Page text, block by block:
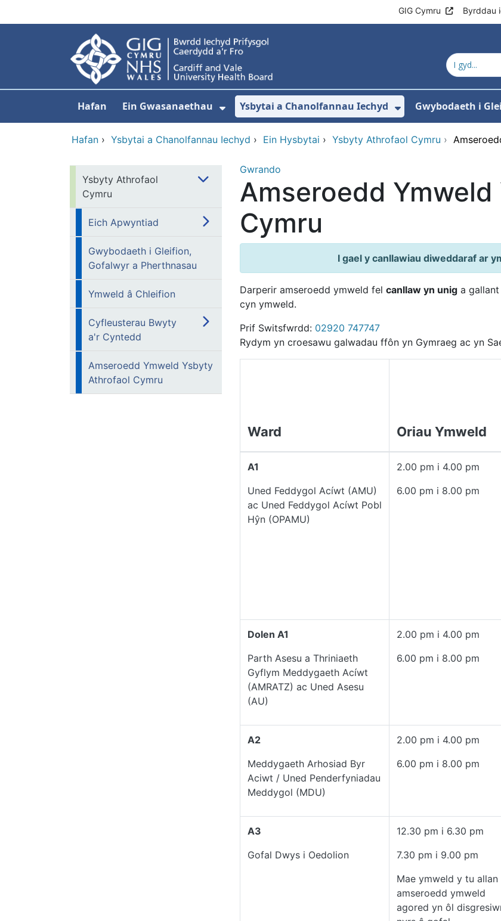
GIG Cymru Byrddau
Hafan Ein Gwasanaethau
Dangos isddewislen ar gyfer Ein
Ysbytai a Chanolfannau Iechyd
Dangos
Gwybodaeth i
Hafan › Ysbytai a Chanolfannau Iechyd › Ein Hysbytai › Ysbyty Athrofaol Cymru ›
Ysbyty Athrofaol
Cymru
Eich Apwyntiad
Gwybodaeth i Gleifion,
Gofalwyr a Pherthnasau
Ymweld â Chleifion
Cyfleusterau Bwyty
a'r Cyntedd
Amseroedd Ymweld Ysbyty
Athrofaol Cymru
Gwrando
Amseroedd
Cymru
I gael y canllawiau diweddaraf ar
Darperir amseroedd ymweld fel canllaw yn unig a
cyn ymweld.
Prif Switsfwrdd: 02920 747747
Rydym yn croesawu galwadau ffôn yn Gymraeg ac yn
Ward Oriau Ymweld
A1
Uned Feddygol Acíwt (AMU)
ac Uned Feddygol Acíwt Pobl
Hŷn (OPAMU)
2.00 pm i 4.00 pm
6.00 pm i 8.00 pm
Dolen A1
Parth Asesu a Thriniaeth
Gyflym Meddygaeth Acíwt
(AMRATZ) ac Uned Asesu
(AU)
2.00 pm i 4.00 pm
6.00 pm i 8.00 pm
A2
Meddygaeth Arhosiad Byr
Aciwt / Uned Penderfyniadau
Meddygol (MDU)
2.00 pm i 4.00 pm
6.00 pm i 8.00 pm
A3
Gofal Dwys i Oedolion
12.30 pm i 6.30 pm
7.30 pm i 9.00 pm
Mae ymweld y tu allan
amseroedd ymweld
agored yn ôl